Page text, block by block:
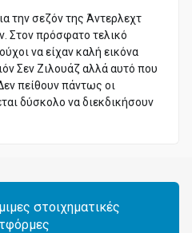
την σεζόν της Άντερλεχτ
Στον πρόσφατο τελικό
να είχαν καλή εικόνα
Σεν Ζιλουάζ αλλά αυτό που
πείθουν πάντως οι
δύσκολο να διεκδικήσουν
στοιχηματικές